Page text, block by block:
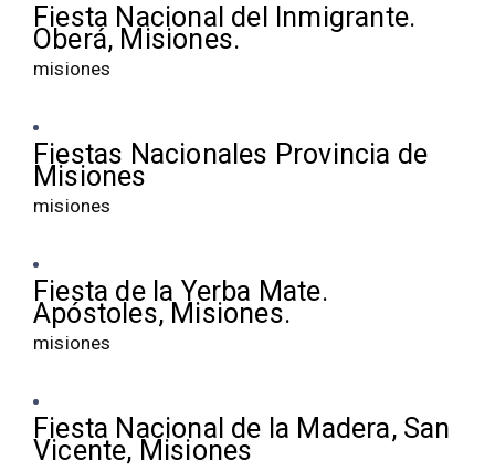
Fiesta Nacional del Inmigrante.
Oberá, Misiones.
misiones
Fiestas Nacionales Provincia de
Misiones
misiones
Fiesta de la Yerba Mate.
Apóstoles, Misiones.
misiones
Fiesta Nacional de la Madera, San
Vicente, Misiones